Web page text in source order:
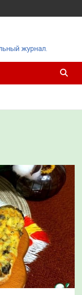
журнал.